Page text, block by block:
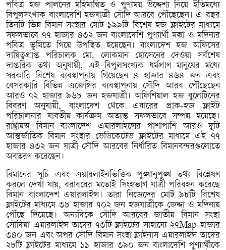
পবিত্র হজ পালনের মহিমান্বিত ও পুণ্যময় উদ্দেশ্য নিয়ে ইতিমধ্যে
বিপুলসংখ্যক বাংলাদেশি হজযাত্রী সৌদি আরবে পৌঁছেছেন। এ বছর
তিনটি ভিন্ন বিমান সংস্থার মোট ১৯৯টি বিশেষ হজ ফ্লাইটের মাধ্যমে
সফলভাবে ৭৭ হাজার ৪৩২ জন বাংলাদেশি পুণ্যার্থী মক্কা ও মদিনার
পবিত্র ভূমিতে গিয়ে উপস্থিত হয়েছেন। বাংলাদেশ হজ অফিসের
দায়িত্বপ্রাপ্ত পরিচালক মো. লোকমান হোসেনের দেওয়া সর্বশেষ
দাপ্তরিক তথ্য অনুযায়ী, এই বিপুলসংখ্যক ধর্মপ্রাণ মানুষের মধ্যে
সরকারি বিশেষ ব্যবস্থাপনায় গিয়েছেন ৪ হাজার ৪৬৪ জন এবং
বেসরকারি বিভিন্ন এজেন্সির ব্যবস্থাপনায় সৌদি আরব পৌঁছেছেন
আরও ৭২ হাজার ৯৬৮ জন হজযাত্রী। অফিশিয়াল হজ বুলেটিনের
বিবরণ অনুযায়ী, বাংলাদেশ থেকে এবারের প্রাক-হজ ফ্লাইট
পরিচালনার যাবতীয় কার্যক্রম অত্যন্ত সফলভাবে সম্পন্ন হয়েছে।
রাষ্ট্রায়ত্ত বিমান বাংলাদেশ এয়ারলাইন্সের পাশাপাশি আরও দুটি
আন্তর্জাতিক বিমান সংস্থার ডেডিকেটেড ফ্লাইটের মাধ্যমে এই ৭৭
হাজার ৪৩২ জন যাত্রী সৌদি আরবের নির্ধারিত বিমানবন্দরগুলোতে
অবতরণ করেছেন।
বিমানের সূচি এবং এয়ারলাইনভিত্তিক পুঙ্খানুপুঙ্খ তথ্য বিশ্লেষণ
করলে দেখা যায়, বরাবরের মতোই সিংহভাগ যাত্রী পরিবহন করেছে
বিমান বাংলাদেশ এয়ারলাইন্স। তারা নিজেদের মোট ৯৮টি বিশেষ
ফ্লাইটের মাধ্যমে ৩৮ হাজার ৭০২ জন হজযাত্রীকে জেদ্দা ও মদিনায়
পৌঁছে দিয়েছে। অন্যদিকে সৌদি আরবের জাতীয় বিমান সংস্থা
সৌদিয়া এয়ারলাইন্স তাদের ৭৩টি ফ্লাইটের সাহায্যে ২৭Map হাজার
৩৪০ জন এবং অপর সৌদি বিমান সংস্থা ফ্লাইনাস এয়ারলাইন্স তাদের
২৮টি ফ্লাইটের মাধ্যমে ১১ হাজার ৩৯০ জন বাংলাদেশি পুণ্যার্থীকে